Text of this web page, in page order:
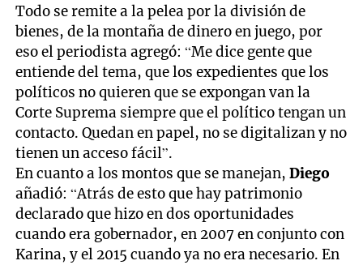
Todo se remite a la pelea por la división de
bienes, de la montaña de dinero en juego, por
eso el periodista agregó: “Me dice gente que
entiende del tema, que los expedientes que los
políticos no quieren que se expongan van la
Corte Suprema siempre que el político tengan un
contacto. Quedan en papel, no se digitalizan y no
tienen un acceso fácil”.
En cuanto a los montos que se manejan,Diego
añadió: “Atrás de esto que hay patrimonio
declarado que hizo en dos oportunidades
cuando era gobernador, en 2007 en conjunto con
Karina, y el 2015 cuando ya no era necesario. En